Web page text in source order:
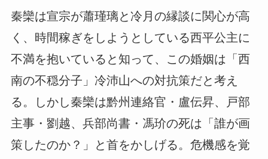
秦欒は宣宗が蕭瑾璃と冷月の縁談に関心が高
く、時間稼ぎをしようとしている西平公主に
不満を抱いていると知って、この婚姻は「西
南の不穏分子」冷沛山への対抗策だと考え
る。しかし秦欒は黔州連絡官・盧伝昇、戸部
主事・劉越、兵部尚書・馮玠の死は「誰が画
策したのか？」と首をかしげる。危機感を覚